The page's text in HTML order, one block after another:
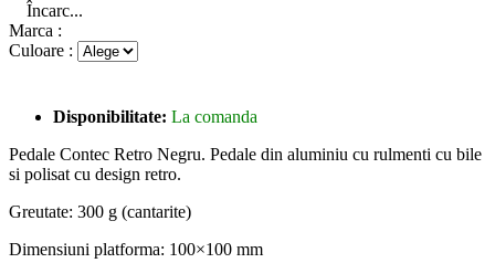
Încarc...
Marca :
Culoare :
Disponibilitate: La comanda
Pedale Contec Retro Negru. Pedale din aluminiu cu rulmenti cu bile
si polisat cu design retro.
Greutate: 300 g (cantarite)
Dimensiuni platforma: 100×100 mm